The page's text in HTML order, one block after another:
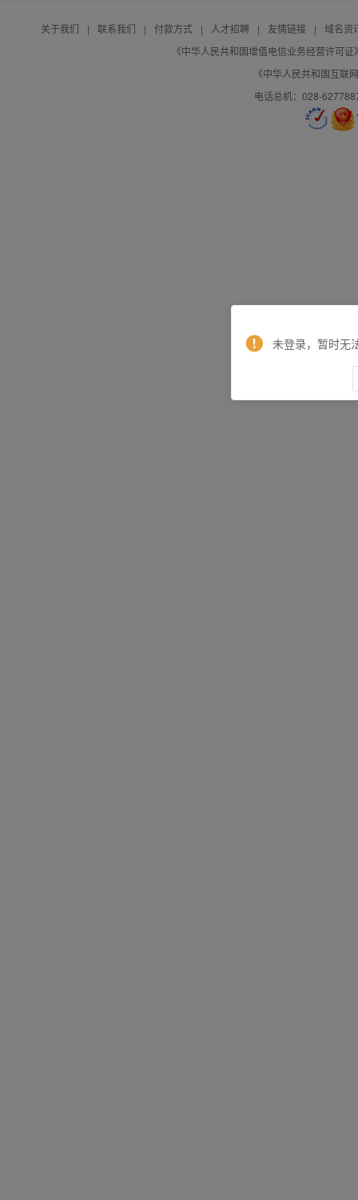
关于我们 | 联系我们 | 付款方式 | 人才招聘 | 友情链接 |
域名资
《中华人民共和国增值电信业务经营许可
《中华人民共和国互联
电话总机：028-
未登录，暂时无